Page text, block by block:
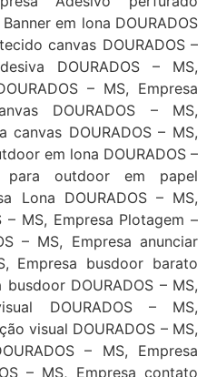
em lona DOURADOS
canvas DOURADOS –
DOURADOS – MS,
– MS, Empresa
DOURADOS – MS,
canvas DOURADOS – MS,
em lona DOURADOS –
para outdoor em papel
Lona DOURADOS – MS,
– MS, Empresa Plotagem –
– MS, Empresa anunciar
Empresa busdoor barato
busdoor DOURADOS – MS,
DOURADOS – MS,
visual DOURADOS – MS,
– MS, Empresa
– MS, Empresa contato